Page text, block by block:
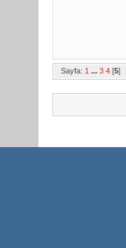
Sayfa: 1 ... 3 4 [5]